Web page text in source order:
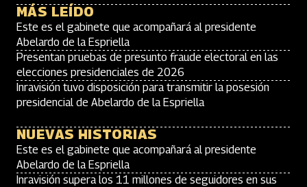
MÁS LEÍDO
Este es el gabinete que acompañará al presidente
Abelardo de la Espriella
Presentan pruebas de presunto fraude electoral en las
elecciones presidenciales de 2026
Inravisión tuvo disposición para transmitir la posesión
presidencial de Abelardo de la Espriella
NUEVAS HISTORIAS
Este es el gabinete que acompañará al presidente
Abelardo de la Espriella
Inravisión supera los 11 millones de seguidores en sus